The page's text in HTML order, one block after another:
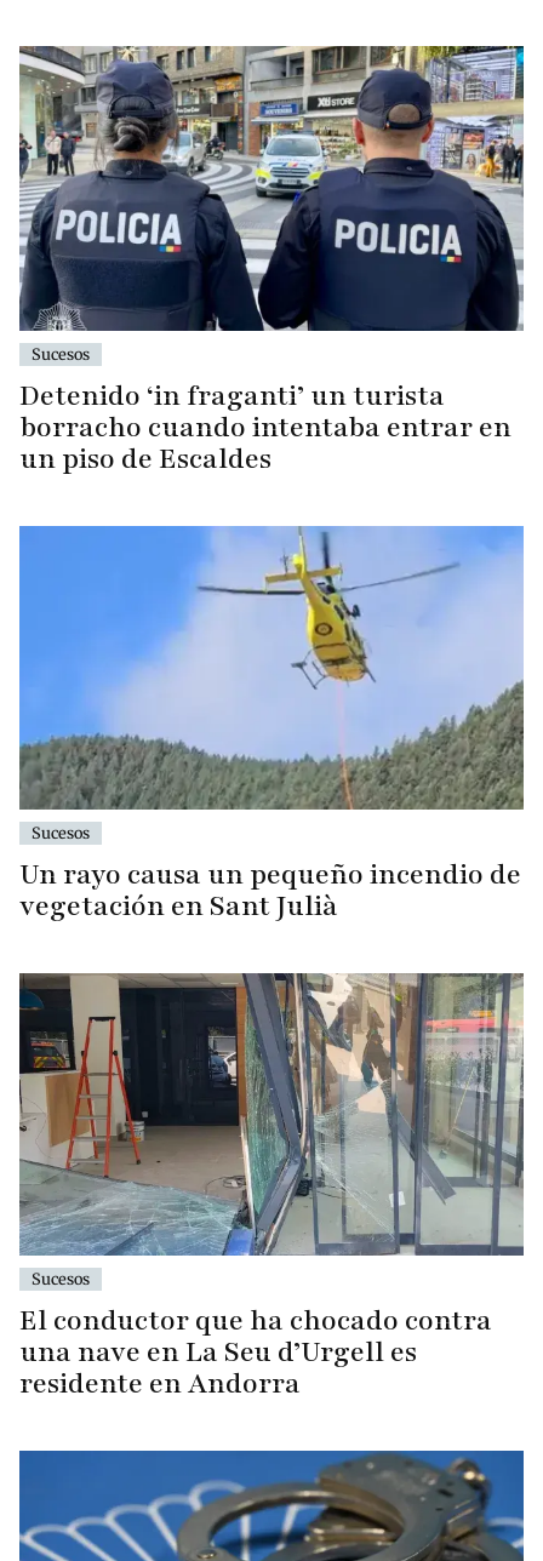
Sucesos
Detenido ‘in fraganti’ un turista
borracho cuando intentaba entrar en
un piso de Escaldes
Sucesos
Un rayo causa un pequeño incendio de
vegetación en Sant Julià
Sucesos
El conductor que ha chocado contra
una nave en La Seu d’Urgell es
residente en Andorra